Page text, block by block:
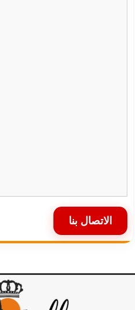
الاتصال بنا